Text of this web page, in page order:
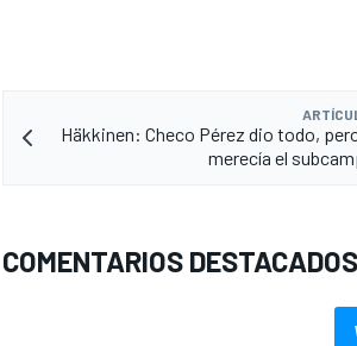
Häkkinen: Checo Pérez dio todo,
merecía el
COMENTARIOS DESTACADOS